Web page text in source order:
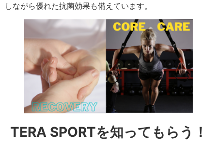
しながら優れた抗菌効果も備えています。
TERA SPORTを知ってもらう！